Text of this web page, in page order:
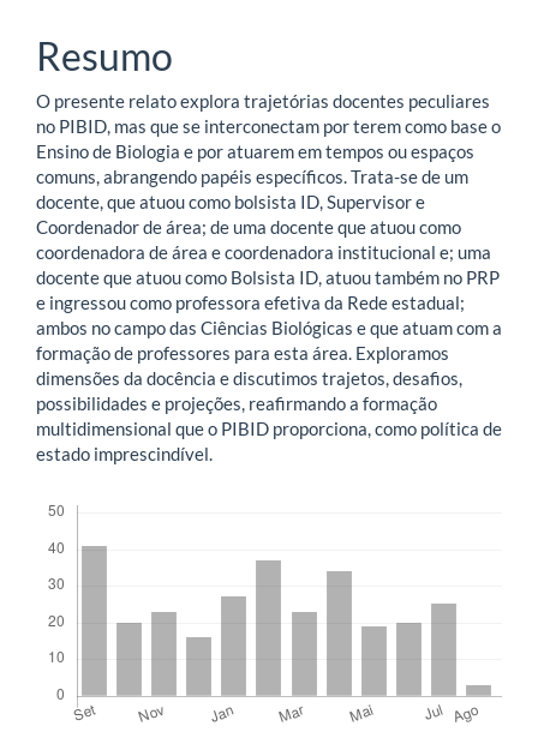
Resumo
O presente relato explora trajetórias docentes peculiares
no PIBID, mas que se interconectam por terem como base o
Ensino de Biologia e por atuarem em tempos ou espaços
comuns, abrangendo papéis específicos. Trata-se de um
docente, que atuou como bolsista ID, Supervisor e
Coordenador de área; de uma docente que atuou como
coordenadora de área e coordenadora institucional e; uma
docente que atuou como Bolsista ID, atuou também no PRP
e ingressou como professora efetiva da Rede estadual;
ambos no campo das Ciências Biológicas e que atuam com a
formação de professores para esta área. Exploramos
dimensões da docência e discutimos trajetos, desafios,
possibilidades e projeções, reafirmando a formação
multidimensional que o PIBID proporciona, como política de
estado imprescindível.